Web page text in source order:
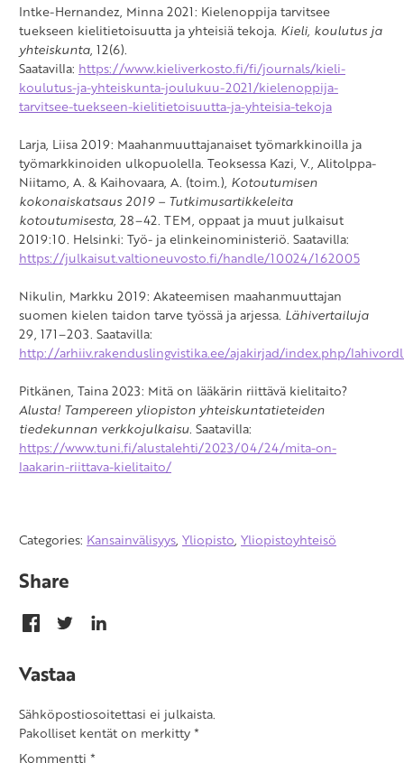
Intke-Hernandez, Minna 2021: Kielenoppija tarvitsee
tuekseen kielitietoisuutta ja yhteisiä tekoja. Kieli, koulutus ja
yhteiskunta, 12(6).
Saatavilla: https://www.kieliverkosto.fi/fi/journals/kieli-
koulutus-ja-yhteiskunta-joulukuu-2021/kielenoppija-
tarvitsee-tuekseen-kielitietoisuutta-ja-yhteisia-tekoja
Larja, Liisa 2019: Maahanmuuttajanaiset työmarkkinoilla ja
työmarkkinoiden ulkopuolella. Teoksessa Kazi, V., Alitolppa-
Niitamo, A. & Kaihovaara, A. (toim.), Kotoutumisen
kokonaiskatsaus 2019 – Tutkimusartikkeleita
kotoutumisesta, 28–42. TEM, oppaat ja muut julkaisut
2019:10. Helsinki: Työ- ja elinkeinoministeriö. Saatavilla:
https://julkaisut.valtioneuvosto.fi/handle/10024/162005
Nikulin, Markku 2019: Akateemisen maahanmuuttajan
suomen kielen taidon tarve työssä ja arjessa. Lähivertailuja
29, 171–203. Saatavilla:
http://arhiiv.rakenduslingvistika.ee/ajakirjad/index.php/
Pitkänen, Taina 2023: Mitä on lääkärin riittävä kielitaito?
Alusta! Tampereen yliopiston yhteiskuntatieteiden
tiedekunnan verkkojulkaisu. Saatavilla:
https://www.tuni.fi/alustalehti/2023/04/24/mita-on-
laakarin-riittava-kielitaito/
Categories: Kansainvälisyys, Yliopisto, Yliopistoyhteisö
Share
Vastaa
Sähköpostiosoitettasi ei julkaista.
Pakolliset kentät on merkitty*
Kommentti *